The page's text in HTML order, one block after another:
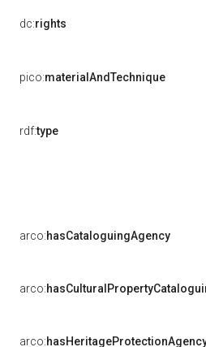
dc:rights
pico:materialAndTechnique
rdf:type
arco:hasCataloguingAgency
arco:
arco: